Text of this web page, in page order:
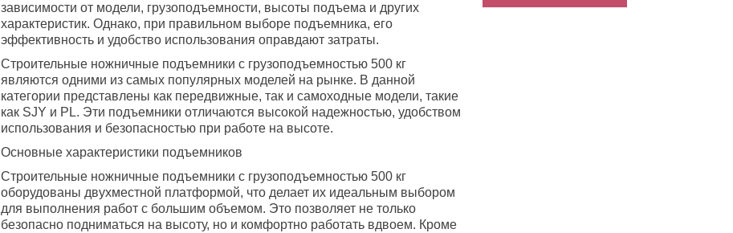
зависимости от модели, грузоподъемности, высоты подъема и других
характеристик. Однако, при правильном выборе подъемника, его
эффективность и удобство использования оправдают затраты.
Строительные ножничные подъемники с грузоподъемностью 500 кг
являются одними из самых популярных моделей на рынке. В данной
категории представлены как передвижные, так и самоходные модели, такие
как SJY и PL. Эти подъемники отличаются высокой надежностью, удобством
использования и безопасностью при работе на высоте.
Основные характеристики подъемников
Строительные ножничные подъемники с грузоподъемностью 500 кг
оборудованы двухместной платформой, что делает их идеальным выбором
для выполнения работ с большим объемом. Это позволяет не только
безопасно подниматься на высоту, но и комфортно работать вдвоем. Кроме